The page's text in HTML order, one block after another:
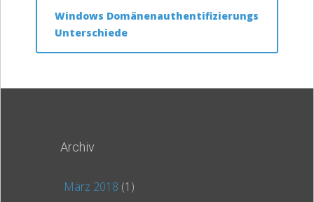
Windows Domänenauthentifizierungs
Unterschiede
Archiv
März 2018 (1)